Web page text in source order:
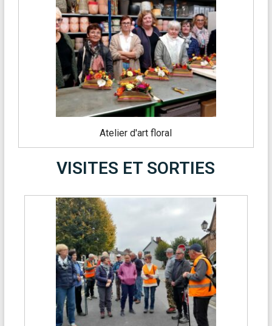
Atelier d'art floral
VISITES ET SORTIES